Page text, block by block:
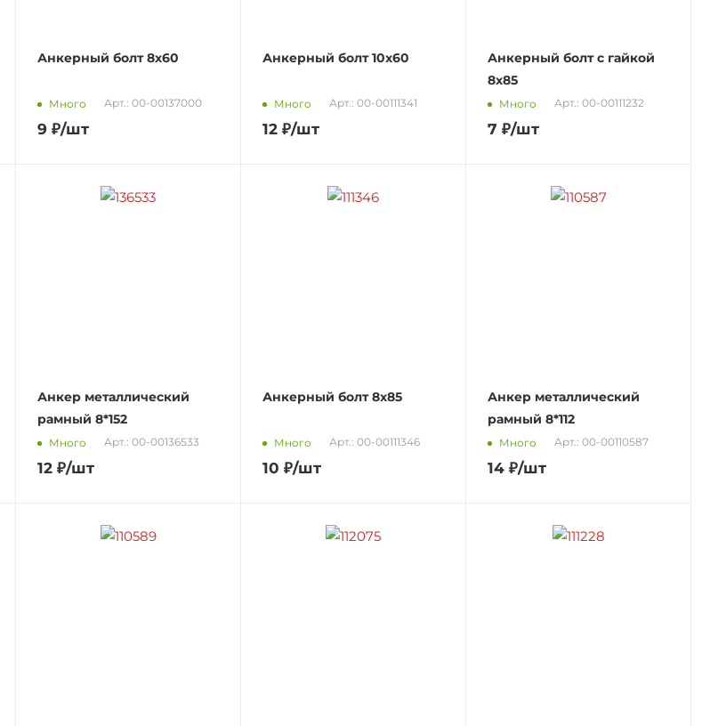
Анкерный болт 8х60
Много Арт.: 00-00137000
9 ₽/шт
Анкерный болт 10х60
Много Арт.: 00-00111341
12 ₽/шт
Анкерный болт с гайкой
8х85
Много Арт.: 00-00111232
7 ₽/шт
Анкер металлический
рамный 8*152
Много Арт.: 00-00136533
12 ₽/шт
Анкерный болт 8х85
Много Арт.: 00-00111346
10 ₽/шт
Анкер металлический
рамный 8*112
Много Арт.: 00-00110587
14 ₽/шт